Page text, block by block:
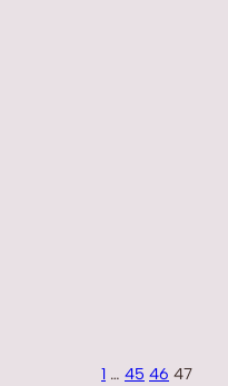
1 … 45 46 47